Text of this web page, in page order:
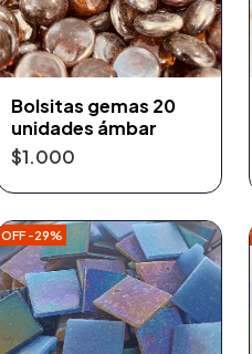
Bolsitas gemas 20
unidades ámbar
$1.000
OFF -29%